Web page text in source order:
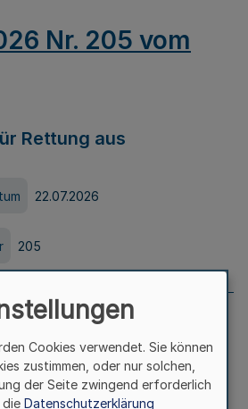
Nr. 205 vom
Rettung aus
22.07.2026
205
Nr. 204 vom
Cookies verwendet. Sie können
zustimmen, oder nur solchen,
der Seite zwingend erforderlich
die Datenschutzerklärung